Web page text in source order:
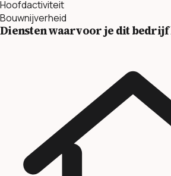
Hoofdactiviteit
Bouwnijverheid
Diensten waarvoor je dit